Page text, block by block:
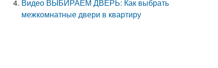
Видео ВЫБИРАЕМ ДВЕРЬ: Как выбрать
межкомнатные двери в квартиру